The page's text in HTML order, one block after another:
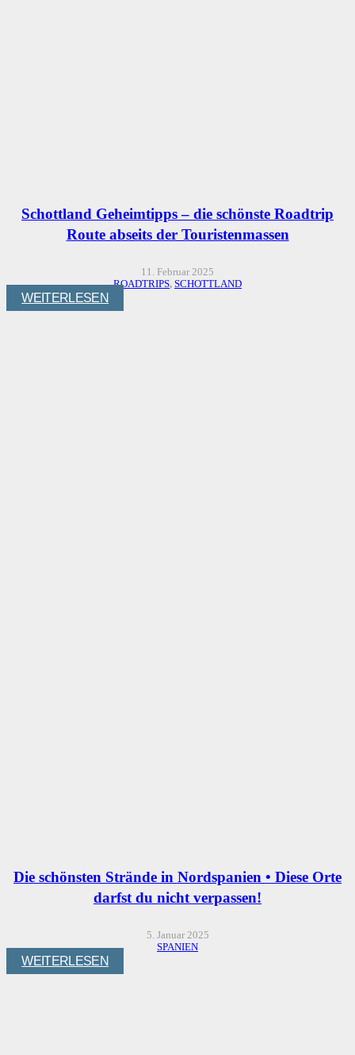
Schottland Geheimtipps – die schönste Roadtrip
Route abseits der Touristenmassen
11. Februar 2025
ROADTRIPS, SCHOTTLAND
WEITERLESEN
Die schönsten Strände in Nordspanien • Diese Orte
darfst du nicht verpassen!
5. Januar 2025
SPANIEN
WEITERLESEN